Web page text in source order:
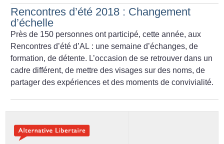
Rencontres d’été 2018 : Changement
d’échelle
Près de 150 personnes ont participé, cette année, aux
Rencontres d’été d’AL : une semaine d’échanges, de
formation, de détente. L’occasion de se retrouver dans un
cadre ­différent, de mettre des visages sur des noms, de
partager des expériences et des moments de convivialité.